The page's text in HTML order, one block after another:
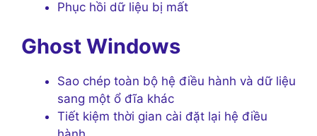
Phục hồi dữ liệu bị mất
Ghost Windows
Sao chép toàn bộ hệ điều hành và dữ liệu
sang một ổ đĩa khác
Tiết kiệm thời gian cài đặt lại hệ điều